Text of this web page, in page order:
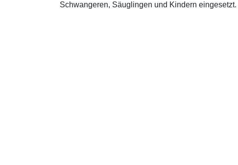
Schwangeren, Säuglingen und Kindern eingesetzt.